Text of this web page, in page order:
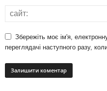
Збережіть моє ім'я,
переглядачі наступного разу,